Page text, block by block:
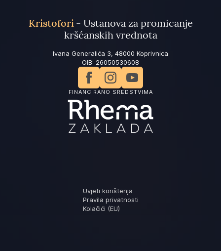
Kristofori - Ustanova za promicanje
kršćanskih vrednota
Ivana Generalića 3, 48000 Koprivnica
OIB: 26050530608
FINANCIRANO SREDSTVIMA
Uvjeti korištenja
Pravila privatnosti
Kolačići (EU)